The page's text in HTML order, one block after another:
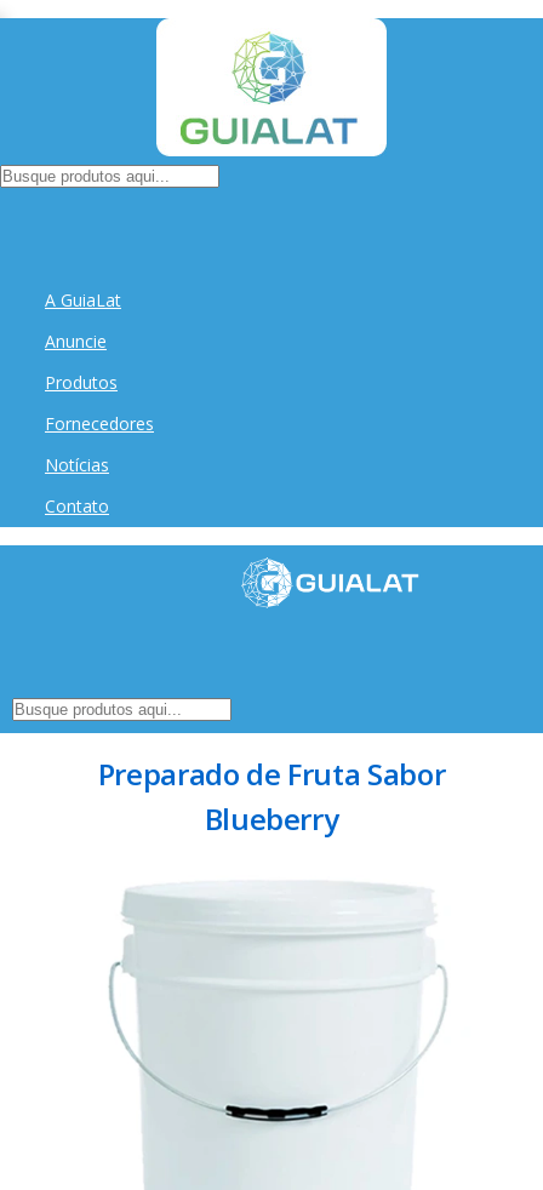
A GuiaLat
Anuncie
Produtos
Fornecedores
Notícias
Contato
Preparado de Fruta Sabor
Blueberry